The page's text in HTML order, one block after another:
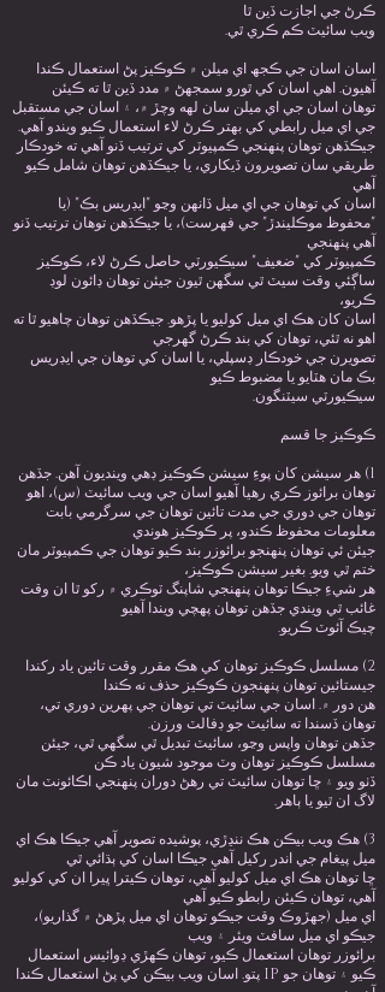
ڪرڻ جي اجازت ڏين ٿا
ويب سائيٽ ڪم ڪري ٿي.
اسان اسان جي ڪجھ اي ميلن ۾ ڪوڪيز پڻ استعمال ڪندا
آهيون. اهي اسان کي ٿورو سمجهڻ ۾ مدد ڏين ٿا ته ڪيئن
توهان اسان جي اي ميلن سان لهه وچڙ ۾، ۽ اسان جي مستقبل
جي اي ميل رابطي کي بهتر ڪرڻ لاء استعمال ڪيو ويندو آهي.
جيڪڏهن توهان پنهنجي ڪمپيوٽر کي ترتيب ڏنو آهي ته خودڪار
طريقي سان تصويرون ڏيکاري، يا جيڪڏهن توهان شامل ڪيو
آهي
اسان کي توھان جي اي ميل ڏانھن وڃو "ايڊريس بڪ" (يا
"محفوظ موڪليندڙ" جي فهرست)، يا جيڪڏھن توھان ترتيب ڏنو
آھي پنھنجي
ڪمپيوٽر کي "ضعيف" سيڪيورٽي حاصل ڪرڻ لاء، ڪوڪيز
ساڳئي وقت سيٽ ٿي سگهن ٿيون جيئن توهان ڊائون لوڊ
ڪريو،
اسان کان هڪ اي ميل کوليو يا پڙهو. جيڪڏهن توهان چاهيو ٿا ته
اهو نه ٿئي، توهان کي بند ڪرڻ گهرجي
تصويرن جي خودڪار ڊسپلي، يا اسان کي توهان جي ايڊريس
بڪ مان هٽايو يا مضبوط ڪيو
سيڪيورٽي سيٽنگون.
ڪوڪيز جا قسم
1) هر سيشن کان پوءِ سيشن ڪوڪيز ڊهي وينديون آهن. جڏهن
توهان برائوز ڪري رهيا آهيو اسان جي ويب سائيٽ (س)، اهو
توهان جي دوري جي مدت تائين توهان جي سرگرمي بابت
معلومات محفوظ ڪندو، پر ڪوڪيز هوندي
جيئن ئي توهان پنهنجو برائوزر بند ڪيو توهان جي ڪمپيوٽر مان
ختم ٿي ويو. بغير سيشن ڪوڪيز،
هر شيءِ جيڪا توهان پنهنجي شاپنگ ٽوڪري ۾ رکو ٿا ان وقت
غائب ٿي ويندي جڏهن توهان پهچي ويندا آهيو
چيڪ آئوٽ ڪريو.
2) مسلسل ڪوڪيز توهان کي هڪ مقرر وقت تائين ياد رکندا
جيستائين توهان پنهنجون ڪوڪيز حذف نه ڪندا
هن دور ۾. اسان جي سائيٽ تي توهان جي پهرين دوري تي،
توهان ڏسندا ته سائيٽ جو ڊفالٽ ورزن.
جڏهن توهان واپس وڃو، سائيٽ تبديل ٿي سگهي ٿي، جيئن
مسلسل ڪوڪيز توهان وٽ موجود شيون ياد ڪن
ڏٺو ويو ۽ ڇا توهان سائيٽ تي رهڻ دوران پنهنجي اڪائونٽ مان
لاگ ان ٿيو يا ٻاهر.
3) هڪ ويب بيڪن هڪ ننڍڙي، پوشيده تصوير آهي جيڪا هڪ اي
ميل پيغام جي اندر رکيل آهي جيڪا اسان کي ٻڌائي ٿي
ڇا توهان هڪ اي ميل کوليو آهي، توهان ڪيترا ڀيرا ان کي کوليو
آهي، توهان ڪيئن رابطو ڪيو آهي
اي ميل (جهڙوڪ وقت جيڪو توهان اي ميل پڙهڻ ۾ گذاريو)،
جيڪو اي ميل سافٽ ويئر ۽ ويب
برائوزر توھان استعمال ڪيو، توھان ڪھڙي ڊوائيس استعمال
ڪيو ۽ توھان جو IP پتو. اسان ويب بيڪن کي پڻ استعمال ڪندا